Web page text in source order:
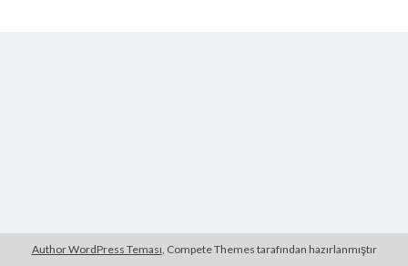
Author WordPress Teması, Compete Themes tarafından hazırlanmıştır